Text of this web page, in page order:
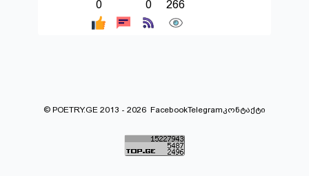
0 0 266
© POETRY.GE 2013 - 2026 FacebookTelegramკონტაქტი